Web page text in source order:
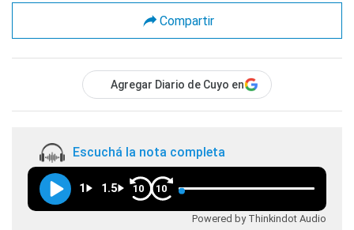
Compartir
Agregar Diario de Cuyo en
Escuchá la nota completa
1 1.5 10 10
Powered by Thinkindot Audio